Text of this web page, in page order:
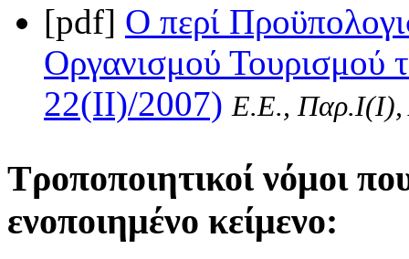
[pdf] Ο περί
Οργανισμού
22(II)/2007) Ε.Ε., Παρ.Ι(I),
Τροποποιητικοί νόμοι
ενοποιημένο κείμενο: